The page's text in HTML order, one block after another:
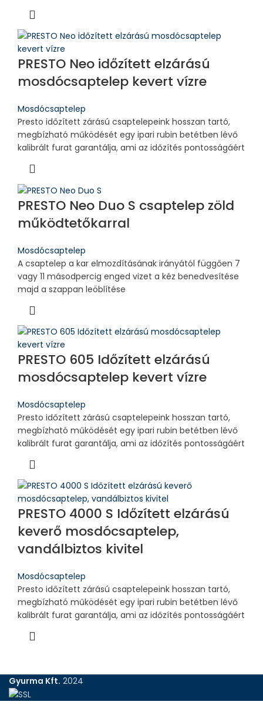
PRESTO Neo időzített elzárású
mosdócsaptelep kevert vízre
Mosdócsaptelep
Presto időzített zárású csaptelepeink hosszan tartó,
megbízható működését egy ipari rubin betétben lévő
kalibrált furat garantálja, ami az időzítés pontosságáért
PRESTO Neo Duo S csaptelep zöld
működtetőkarral
Mosdócsaptelep
A csaptelep a kar elmozdításának irányától függően 7
vagy 11 másodpercig enged vizet a kéz benedvesítése
majd a szappan leöblítése
PRESTO 605 Időzített elzárású
mosdócsaptelep kevert vízre
Mosdócsaptelep
Presto időzített zárású csaptelepeink hosszan tartó,
megbízható működését egy ipari rubin betétben lévő
kalibrált furat garantálja, ami az időzítés pontosságáért
PRESTO 4000 S Időzített elzárású
keverő mosdócsaptelep,
vandálbiztos kivitel
Mosdócsaptelep
Presto időzített zárású csaptelepeink hosszan tartó,
megbízható működését egy ipari rubin betétben lévő
kalibrált furat garantálja, ami az időzítés pontosságáért
Gyurma Kft. 2024